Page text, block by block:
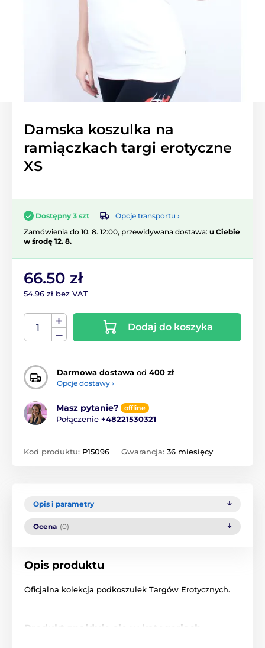
Damska koszulka na
ramiączkach targi erotyczne
XS
Dostępny 3 szt
Opcje transportu ›
Zamówienia do 10. 8. 12:00, przewidywana dostawa: u Ciebie
w środę 12. 8.
66.50 zł
54.96 zł bez VAT
Dodaj do koszyka
Darmowa dostawa od 400 zł
Opcje dostawy ›
Masz pytanie? offline
Połączenie +48221530321
Kod produktu: P15096 Gwarancja: 36 miesięcy
Opis i parametry
Ocena (0)
Opis produktu
Oficjalna kolekcja podkoszulek Targów Erotycznych.
Produkt znajduje się w kategoriach